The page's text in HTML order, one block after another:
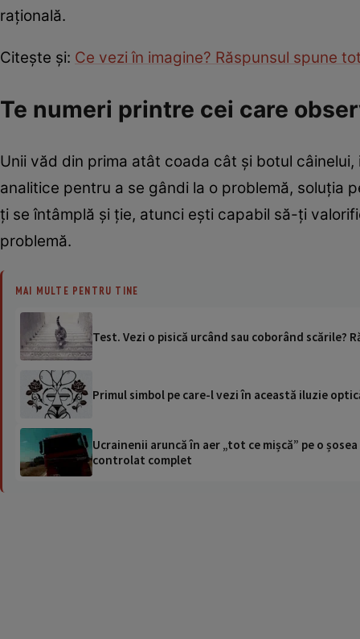
rațională.
Citește și: Ce vezi în imagine? Răspunsul spune
Te numeri printre cei care
Unii văd din prima atât coada cât și botul
analitice pentru a se gândi la o problemă, soluția
ţi se întâmplă şi ţie, atunci eşti capabil să-ţi
problemă.
MAI MULTE PENTRU TINE
Test. Vezi o pisică urcând sau coborând scările?
Primul simbol pe care-l vezi în această iluzie
Ucrainenii aruncă în aer „tot ce mișcă” pe o
controlat complet